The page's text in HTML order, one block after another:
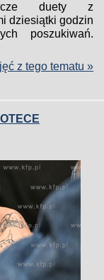
duety z
dziesiątki godzin
poszukiwań.
z tego tematu »